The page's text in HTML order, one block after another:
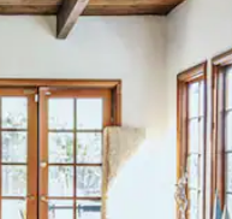
タッチまたはスワイプして